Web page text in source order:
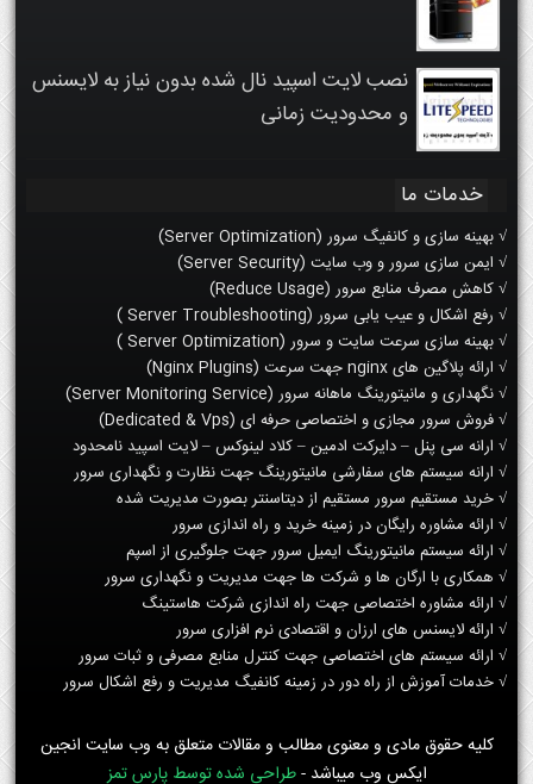
نصب لایت اسپید نال شده بدون نیاز به لایسنس
و محدودیت زمانی
خدمات ما
√ بهینه سازی و کانفیگ سرور (Server Optimization)
√ ایمن سازی سرور و وب سایت (Server Security)
√ کاهش مصرف منابع سرور (Reduce Usage)
√ رفع اشکال و عیب یابی سرور (Server Troubleshooting )
√ بهینه سازی سرعت سایت و سرور (Server Optimization )
√ ارائه پلاگین های nginx جهت سرعت (Nginx Plugins)
√ نگهداری و مانیتورینگ ماهانه سرور (Server Monitoring Service)
√ فروش سرور مجازی و اختصاصی حرفه ای (Dedicated & Vps)
√ ارانه سی پنل – دایرکت ادمین – کلاد لینوکس – لایت اسپید نامحدود
√ ارانه سیستم های سفارشی مانیتورینگ جهت نظارت و نگهداری سرور
√ خرید مستقیم سرور مستقیم از دیتاسنتر بصورت مدیریت شده
√ ارائه مشاوره رایگان در زمینه خرید و راه اندازی سرور
√ ارائه سیستم مانیتورینگ ایمیل سرور جهت جلوگیری از اسپم
√ همکاری با ارگان ها و شرکت ها جهت مدیریت و نگهداری سرور
√ ارائه مشاوره اختصاصی جهت راه اندازی شرکت هاستینگ
√ ارائه لایسنس های ارزان و اقتصادی نرم افزاری سرور
√ ارائه سیستم های اختصاصی جهت کنترل منابع مصرفی و ثبات سرور
√ خدمات آموزش از راه دور در زمینه کانفیگ مدیریت و رفع اشکال سرور
کلیه حقوق مادی و معنوی مطالب و مقالات متعلق به وب سایت انجین
ایکس وب میباشد -طراحی شده توسط پارس تمز